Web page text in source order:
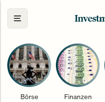
Börse Finanzen